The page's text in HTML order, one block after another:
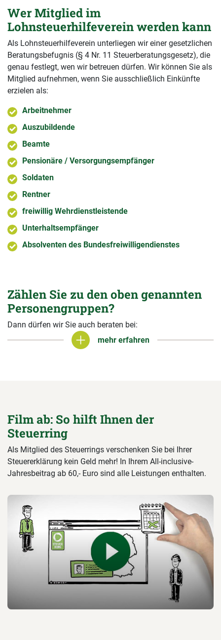
Wer Mitglied im
Lohnsteuerhilfeverein werden kann
Als Lohnsteuerhilfeverein unterliegen wir einer gesetzlichen
Beratungsbefugnis (§ 4 Nr. 11 Steuerberatungsgesetz), die
genau festlegt, wen wir betreuen dürfen. Wir können Sie als
Mitglied aufnehmen, wenn Sie ausschließlich Einkünfte
erzielen als:
Arbeitnehmer
Auszubildende
Beamte
Pensionäre / Versorgungsempfänger
Soldaten
Rentner
freiwillig Wehrdienstleistende
Unterhaltsempfänger
Absolventen des Bundesfreiwilligendienstes
Zählen Sie zu den oben genannten
Personengruppen?
Dann dürfen wir Sie auch beraten bei:
mehr erfahren
mehr erfahren
Film ab: So hilft Ihnen der
Steuerring
Als Mitglied des Steuerrings verschenken Sie bei Ihrer
Steuererklärung kein Geld mehr! In Ihrem All-inclusive-
Jahresbeitrag ab 60,- Euro sind alle Leistungen enthalten.